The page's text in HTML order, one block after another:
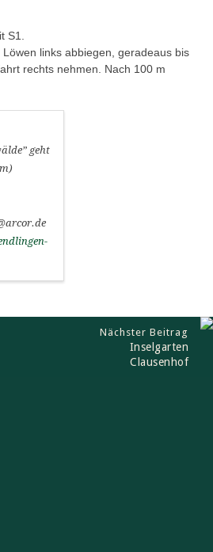
S1.
links abbiegen, geradeaus bis
rechts nehmen. Nach 100 m
geht
Nächster Beitrag
Inselgarten
Clausenhof